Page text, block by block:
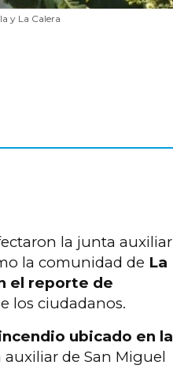
y La Calera
la junta auxiliar
la comunidad de La
el reporte de
los ciudadanos.
ubicado en la
de San Miguel